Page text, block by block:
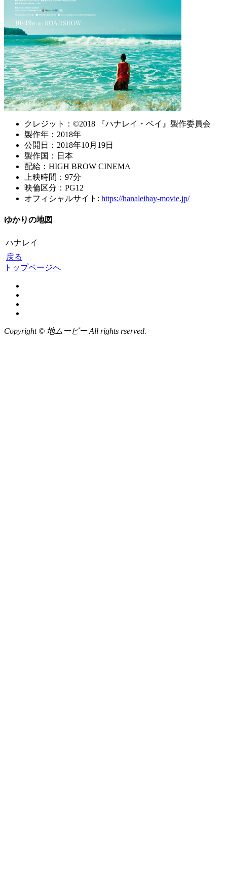
クレジット：©2018 『ハナレイ・ベイ』製作委員会
製作年：2018年
公開日：2018年10月19日
製作国：日本
配給：HIGH BROW CINEMA
上映時間：97分
映倫区分：PG12
オフィシャルサイト: https://hanaleibay-movie.jp/
ゆかりの地図
ハナレイ
戻る
トップページへ
Copyright © 地ムービー All rights rserved.